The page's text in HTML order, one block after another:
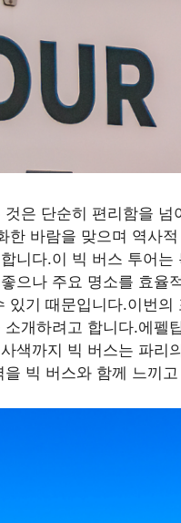
은 단순히 편리함을
한 바람을 맞으며 역사
니다.이 빅 버스 투어
으나 주요 명소를 효율
있기 때문입니다.이번
개하려고 합니다.에펠
색까지 빅 버스는 파리
빅 버스와 함께 느끼